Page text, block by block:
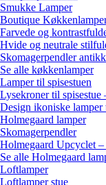
Smukke Lamper
Boutique
Farvede og
Hvide og neutrale
Skomagerpendler
Se alle køkkenlamper
Lamper til spisestuen
Lysekroner til spisestue
Design ikoniske lamper
Holmegaard lamper
Skomagerpendler
Holmegaard Upcyclet
Se alle Holmegaard
Loftlamper
Loftlamper stue